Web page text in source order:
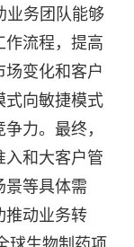
业务团队能够
作流程，提高
场变化和客户
式向敏捷模式
力。最终，
入和大客户管
景等具体需
推动业务转